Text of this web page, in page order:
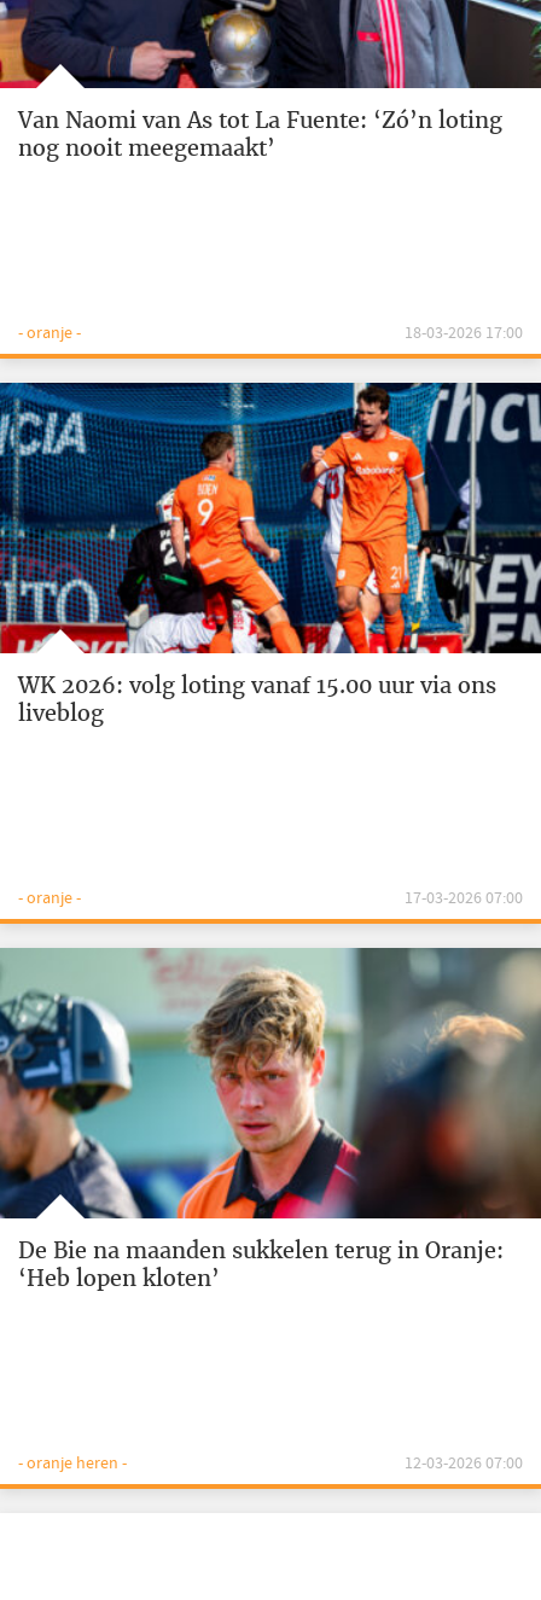
Van Naomi van As tot La Fuente: ‘Zó’n loting
nog nooit meegemaakt’
- oranje - 18-03-2026 17:00
WK 2026: volg loting vanaf 15.00 uur via ons
liveblog
- oranje - 17-03-2026 07:00
De Bie na maanden sukkelen terug in Oranje:
‘Heb lopen kloten’
- oranje heren - 12-03-2026 07:00